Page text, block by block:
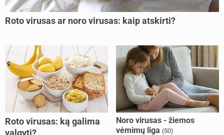
Roto virusas ar noro virusas: kaip atskirti?
Roto virusas: ką galima
Noro virusas - žiemos
vėmimų liga (50)